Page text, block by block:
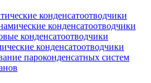
конденсатоотводчики
конденсатоотводчики
конденсатоотводчики
конденсатоотводчики
пароконденсатных систем